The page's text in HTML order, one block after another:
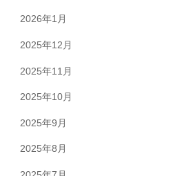
2026年1月
2025年12月
2025年11月
2025年10月
2025年9月
2025年8月